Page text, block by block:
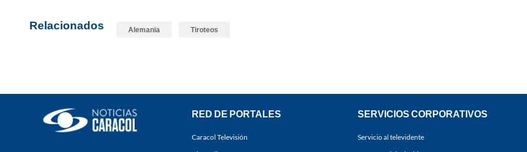
Relacionados Alemania Tiroteos
RED DE PORTALES
Caracol Televisión
SERVICIOS CORPORATIVOS
Servicio al televidente